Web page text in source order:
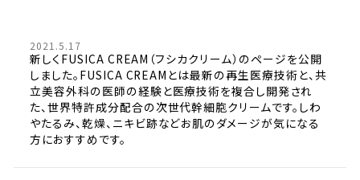
2021.5.17
新しくFUSICA CREAM（フシカクリーム）のページを公開
しました。FUSICA CREAMとは最新の再生医療技術と、共
立美容外科の医師の経験と医療技術を複合し開発され
た、世界特許成分配合の次世代幹細胞クリームです。しわ
やたるみ、乾燥、ニキビ跡などお肌のダメージが気になる
方におすすめです。